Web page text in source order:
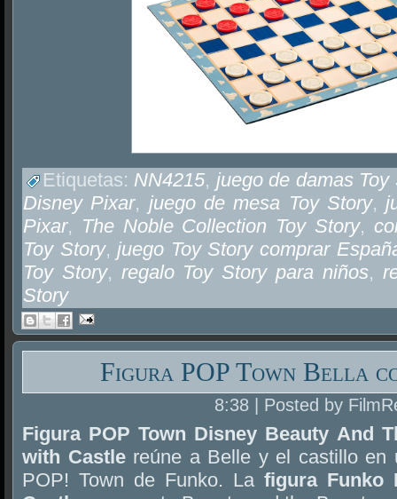
Etiquetas: NN4215, juego de damas Toy
Disney Pixar, juego de mesa Toy Story,
Pixar, The Noble Collection Toy Story,
Toy Story,juego Toy Story comprar
Toy Story, regalo Toy Story para niños,
Story
Figura POP Town Bella
8:38 | Posted by
Figura POP Town Disney Beauty And
with Castlereúne a Belle y el castillo en
POP! Town de Funko. La figura Funko